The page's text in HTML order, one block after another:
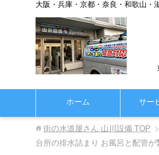
大阪・兵庫・京都・奈良・和歌山・
ホーム サー
街の水道屋さん 山川設備 TOP
台所の排水詰まり お風呂と配管